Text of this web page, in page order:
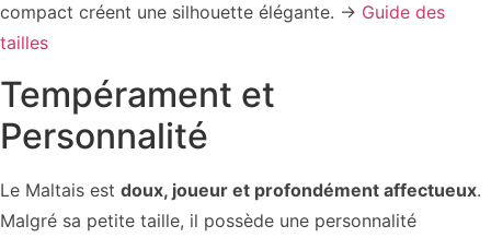
compact créent une silhouette élégante. → Guide des
tailles
Tempérament et
Personnalité
Le Maltais est doux, joueur et profondément affectueux.
Malgré sa petite taille, il possède une personnalité